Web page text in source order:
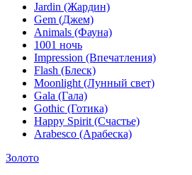
Jardin (Жардин)
Gem (Джем)
Animals (Фауна)
1001 ночь
Impression (Впечатления)
Flash (Блеск)
Moonlight (Лунный свет)
Gala (Гала)
Gothic (Готика)
Happy Spirit (Счастье)
Arabesco (Арабеска)
Золото